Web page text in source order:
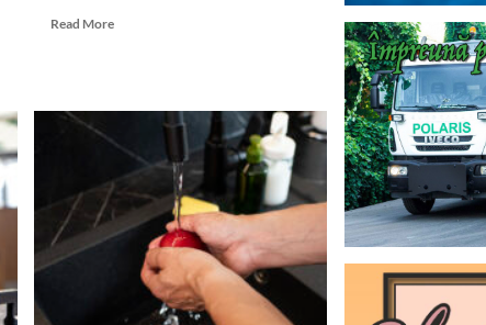
Read MoreRead
în
multe
zone
din
municipiul
Constanța